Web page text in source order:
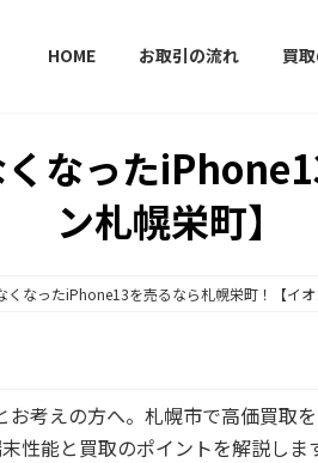
HOME お取引の流れ 買
くなった
ン札幌栄町】
くなったiPhone13を売るなら札幌栄町！【イオ
考えの方へ。札幌市で高価買取
性能と買取のポイントを解説しま